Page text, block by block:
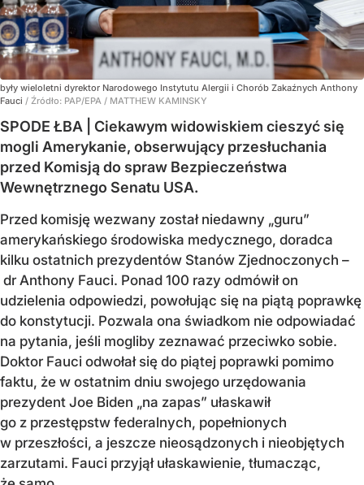
były wieloletni dyrektor Narodowego Instytutu Alergii i Chorób Zakaźnych Anthony
Fauci / Źródło: PAP/EPA / MATTHEW KAMINSKY
SPODE ŁBA | Ciekawym widowiskiem cieszyć się
mogli Amerykanie, obserwujący przesłuchania
przed Komisją do spraw Bezpieczeństwa
Wewnętrznego Senatu USA.
Przed komisję wezwany został niedawny „guru”
amerykańskiego środowiska medycznego, doradca
kilku ostatnich prezydentów Stanów Zjednoczonych –
dr Anthony Fauci. Ponad 100 razy odmówił on
udzielenia odpowiedzi, powołując się na piątą poprawkę
do konstytucji. Pozwala ona świadkom nie odpowiadać
na pytania, jeśli mogliby zeznawać przeciwko sobie.
Doktor Fauci odwołał się do piątej poprawki pomimo
faktu, że w ostatnim dniu swojego urzędowania
prezydent Joe Biden „na zapas” ułaskawił
go z przestępstw federalnych, popełnionych
w przeszłości, a jeszcze nieosądzonych i nieobjętych
zarzutami. Fauci przyjął ułaskawienie, tłumacząc,